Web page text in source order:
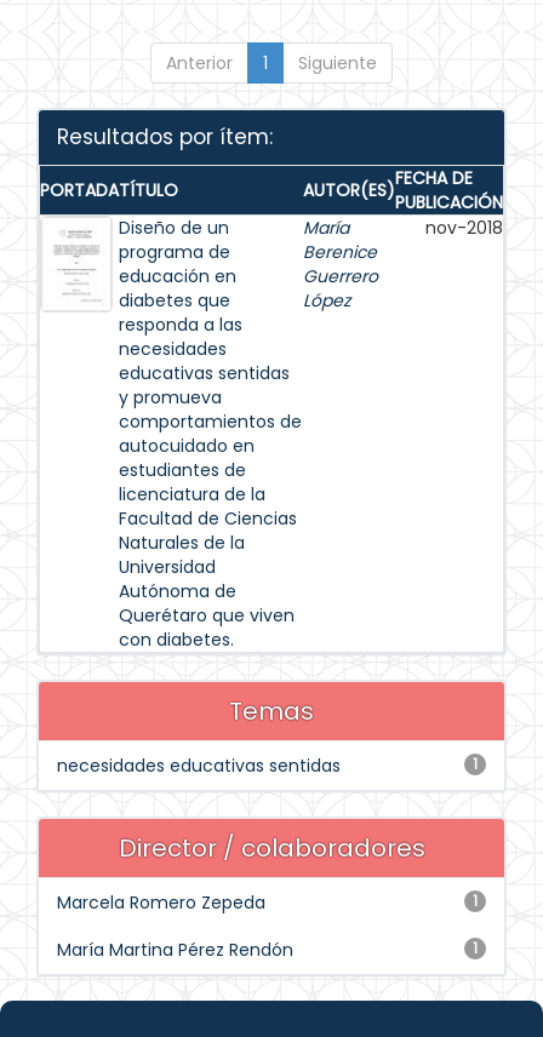
Anterior 1 Siguiente
Resultados por ítem:
PORTADATÍTULO AUTOR(ES)FECHA DE
PUBLICACIÓN
Diseño de un
programa de
educación en
diabetes que
responda a las
necesidades
educativas sentidas
y promueva
comportamientos de
autocuidado en
estudiantes de
licenciatura de la
Facultad de Ciencias
Naturales de la
Universidad
Autónoma de
Querétaro que viven
con diabetes.
María
Berenice
Guerrero
López
nov-2018
Temas
1
necesidades educativas sentidas
Director / colaboradores
1
Marcela Romero Zepeda
1
María Martina Pérez Rendón